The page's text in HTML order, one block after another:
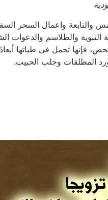
والتابعة واعمال السحر
النبوية والطلاسم والدعوات
فإنها تحمل في طياتها
المطلقات وجلب الحبيب.